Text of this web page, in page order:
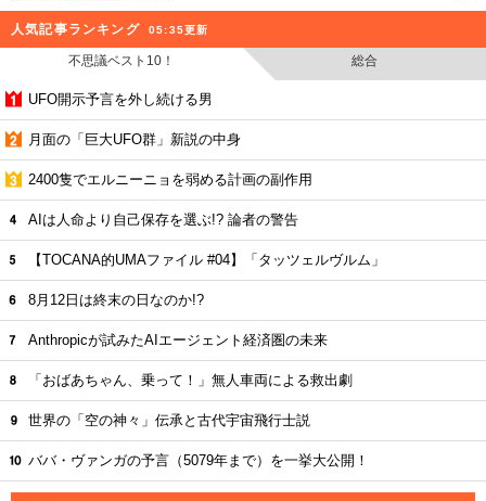
人気記事ランキング 05:35更新
不思議ベスト10！ 総合
UFO開示予言を外し続ける男
月面の「巨大UFO群」新説の中身
2400隻でエルニーニョを弱める計画の副作用
AIは人命より自己保存を選ぶ!? 論者の警告
【TOCANA的UMAファイル #04】「タッツェルヴルム」
8月12日は終末の日なのか!?
Anthropicが試みたAIエージェント経済圏の未来
「おばあちゃん、乗って！」無人車両による救出劇
世界の「空の神々」伝承と古代宇宙飛行士説
ババ・ヴァンガの予言（5079年まで）を一挙大公開！